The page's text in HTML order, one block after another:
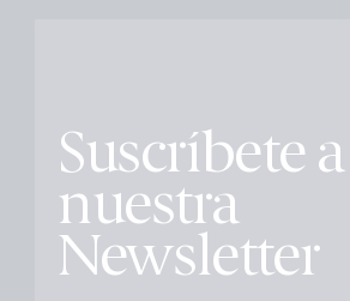
Suscríbete a
nuestra
Newsletter